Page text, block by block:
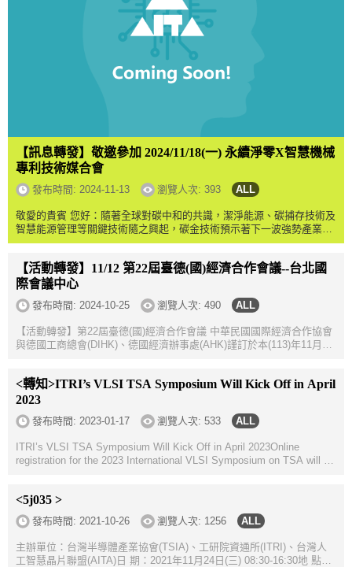
【訊息轉發】敬邀參加 2024/11/18(一) 永續淨零X智慧機械
專利技術媒合會
發布時間: 2024-11-13 瀏覽人次: 393
敬愛的貴賓 您好：隨著全球對碳中和的共識，潔淨能源、碳捕存技術及
智慧能源管理等關鍵技術隨之興起，碳金技術預示著下一波強勢產業。
此外，因資通訊、半導體、智慧製造等領域對智慧機械需求持續增加，
【活動轉發】11/12 第22屆臺德(國)經濟合作會議--台北國
際會議中心
發布時間: 2024-10-25 瀏覽人次: 490
【活動轉發】第22屆臺德(國)經濟合作會議 中華民國國際經濟合作協會
與德國工商總會(DIHK)、德國經濟辦事處(AHK)謹訂於本(113)年11月12
<轉知>ITRI’s VLSI TSA Symposium Will Kick Off in April
2023
發布時間: 2023-01-17 瀏覽人次: 533
ITRI’s VLSI TSA Symposium Will Kick Off in April 2023Online
registration for the 2023 International VLSI Symposium on TSA will be
<5j035 >
發布時間: 2021-10-26 瀏覽人次: 1256
主辦單位：台灣半導體產業協會(TSIA)、工研院資通所(ITRI)、台灣人
工智慧晶片聯盟(AITA)日 期：2021年11月24日(三) 08:30-16:30地 點：